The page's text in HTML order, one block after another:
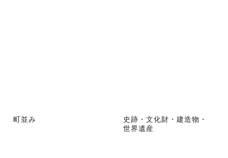
町並み
史跡・文化財・建造物・
世界遺産